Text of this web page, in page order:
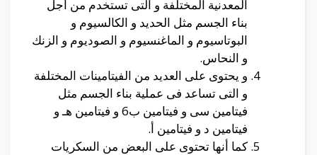
المعدنية المختلفة و التى تستخدم من أجل
بناء الجسم مثل الحديد و الكالسيوم و
البوتاسيوم و الماغنسيوم و الصوديوم و الزنك
و النحاس.
و يحتوى على العديد من الفيتامينات المختلفة
و التى تساعد فى عملية بناء الجسم مثل
فيتامين سى و فيتامين ب6 و فيتامين هـ و
فيتامين د و فيتامين أ.
كما أنها تحتوى على البعض من السكريات